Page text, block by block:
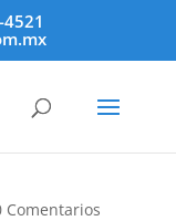
Comentarios